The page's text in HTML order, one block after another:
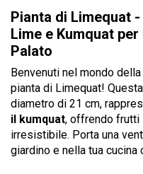
Pianta di Limequat
Lime e Kumquat
Palato
Benvenuti nel mondo
pianta di Limequat!
diametro di 21 cm,
il kumquat, offrendo frutti
irresistibile. Porta una
giardino e nella tua